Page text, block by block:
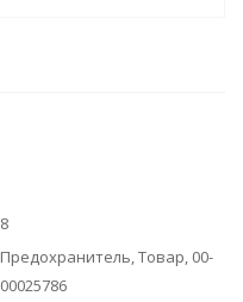
8
Предохранитель, Товар, 00-
00025786